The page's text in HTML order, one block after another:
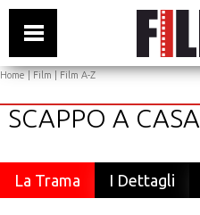
Home|Film|Film A-Z
SCAPPO A CASA
La Trama I Dettagli